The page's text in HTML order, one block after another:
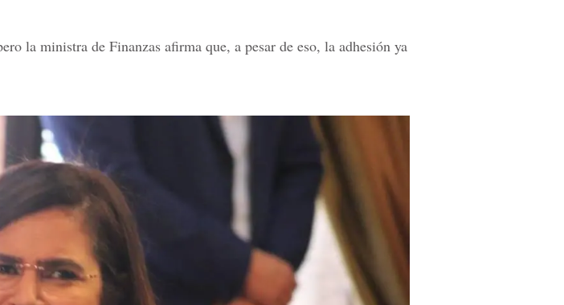
la ministra de Finanzas afirma que, a pesar de eso, la adhesión ya